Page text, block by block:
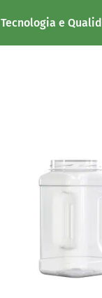
Tecnologia e